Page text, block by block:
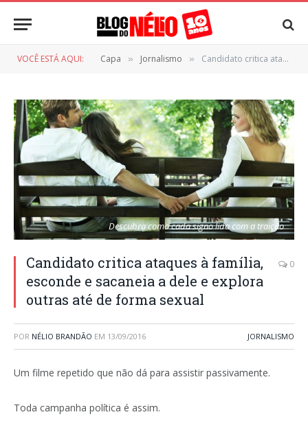
VOCÊ ESTÁ AQUI: Capa » Jornalismo » Candidato critica ataques à família, esconde e sacaneia a dele e explora outras até de forma sexual
Descubra como cada signo lida com a traição
Candidato critica ataques à família,
esconde e sacaneia a dele e explora
outras até de forma sexual
0
POR NÉLIO BRANDÃO EM 13/09/2016 JORNALISMO
Um filme repetido que não dá para assistir passivamente.
Toda campanha política é assim.